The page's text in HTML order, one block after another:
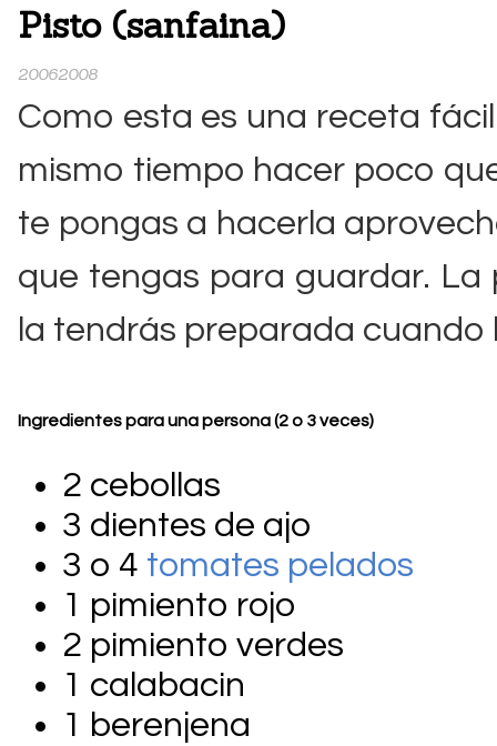
Pisto (sanfaina)
20062008
Como esta es una receta
mismo tiempo hacer poco
te pongas a hacerla
que tengas para guardar. La
la tendrás preparada cuando
Ingredientes para una persona (2 o 3 veces)
2 cebollas
3 dientes de ajo
3 o 4 tomates pelados
1 pimiento rojo
2 pimiento verdes
1 calabacin
1 berenjena